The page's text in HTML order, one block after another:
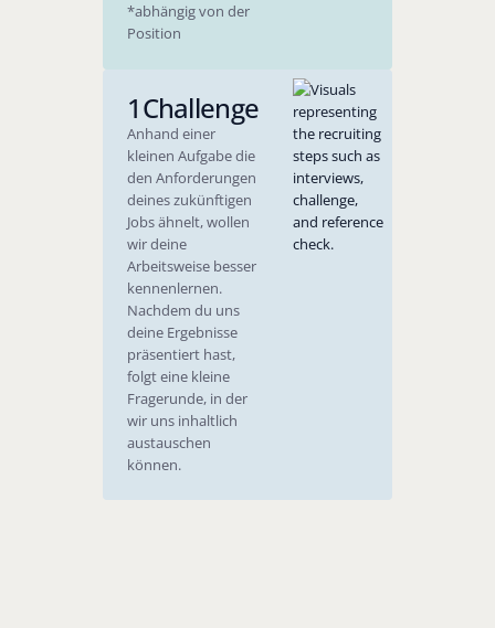
*abhängig von der
Position
1Challenge
Anhand einer
kleinen Aufgabe die
den Anforderungen
deines zukünftigen
Jobs ähnelt, wollen
wir deine
Arbeitsweise besser
kennenlernen.
Nachdem du uns
deine Ergebnisse
präsentiert hast,
folgt eine kleine
Fragerunde, in der
wir uns inhaltlich
austauschen
können.